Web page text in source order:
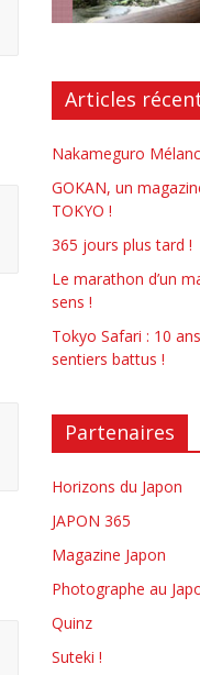
Articles
Nakameguro
GOKAN, un
TOKYO !
365 jours plus tard !
Le marathon d’un
sens !
Tokyo Safari : 10
sentiers battus !
Partenaires
Horizons du Japon
JAPON 365
Magazine Japon
Photographe au
Quinz
Suteki !